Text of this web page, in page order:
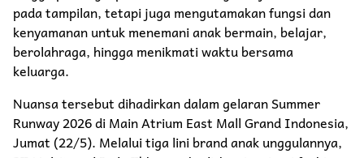
pada tampilan, tetapi juga mengutamakan fungsi dan
kenyamanan untuk menemani anak bermain, belajar,
berolahraga, hingga menikmati waktu bersama
keluarga.
Nuansa tersebut dihadirkan dalam gelaran Summer
Runway 2026 di Main Atrium East Mall Grand Indonesia,
Jumat (22/5). Melalui tiga lini brand anak unggulannya,